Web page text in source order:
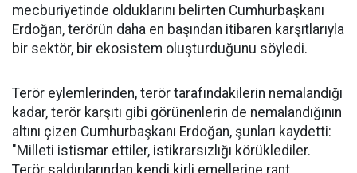
mecburiyetinde olduklarını belirten Cumhurbaşkanı
Erdoğan, terörün daha en başından itibaren karşıtlarıyla
bir sektör, bir ekosistem oluşturduğunu söyledi.
Terör eylemlerinden, terör tarafındakilerin nemalandığı
kadar, terör karşıtı gibi görünenlerin de nemalandığının
altını çizen Cumhurbaşkanı Erdoğan, şunları kaydetti:
"Milleti istismar ettiler, istikrarsızlığı körüklediler.
Terör saldırılarından kendi kirli emellerine rant